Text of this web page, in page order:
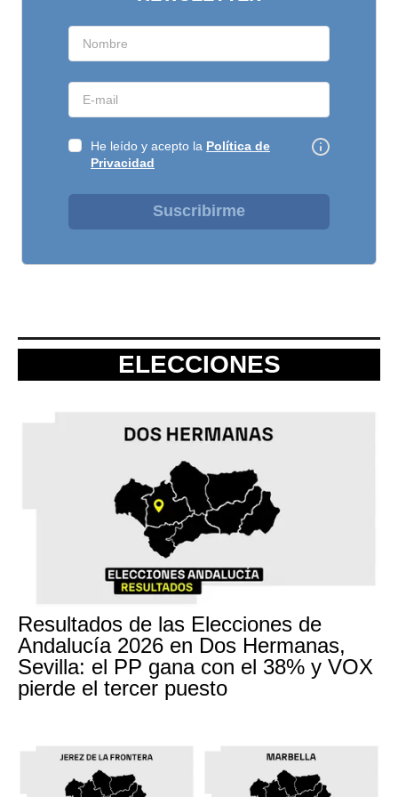
He leído y acepto la Política de
Privacidad
Suscribirme
ELECCIONES
Resultados de las Elecciones de
Andalucía 2026 en Dos Hermanas,
Sevilla: el PP gana con el 38% y VOX
pierde el tercer puesto